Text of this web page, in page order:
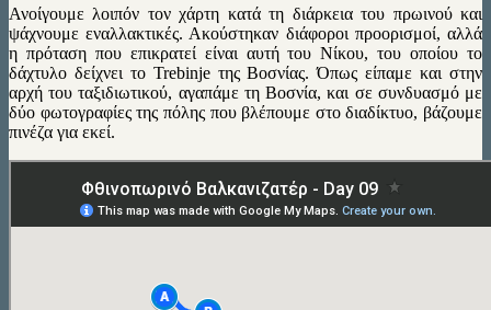
Ανοίγουμε λοιπόν τον χάρτη κατά τη διάρκεια του πρωινού και
ψάχνουμε εναλλακτικές. Ακούστηκαν διάφοροι προορισμοί, αλλά
η πρόταση που επικρατεί είναι αυτή του Νίκου, του οποίου το
δάχτυλο δείχνει το Trebinje της Βοσνίας. Όπως είπαμε και στην
αρχή του ταξιδιωτικού, αγαπάμε τη Βοσνία, και σε συνδυασμό με
δύο φωτογραφίες της πόλης που βλέπουμε στο διαδίκτυο, βάζουμε
πινέζα για εκεί.